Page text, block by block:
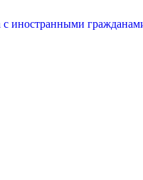
с иностранными